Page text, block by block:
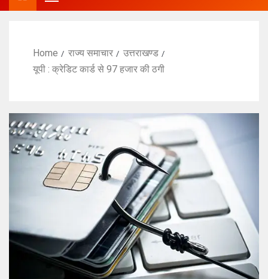
Home राज्य समाचार
उत्तराखण्ड
यूपी : क्रेडिट कार्ड से 97 हजार की ठगी